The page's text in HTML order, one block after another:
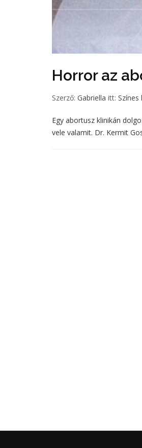
Horror az
Szerző: Gabriella itt: Színes
Egy abortusz klinikán
vele valamit. Dr. Kermit